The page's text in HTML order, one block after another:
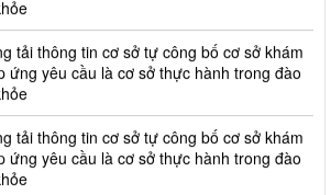
tải thông tin cơ sở tự công bố cơ sở khám
ứng yêu cầu là cơ sở thực hành trong đào
tải thông tin cơ sở tự công bố cơ sở khám
ứng yêu cầu là cơ sở thực hành trong đào